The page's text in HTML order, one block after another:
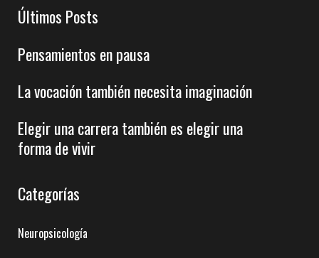
Últimos Posts
Pensamientos en pausa
La vocación también necesita imaginación
Elegir una carrera también es elegir una
forma de vivir
Categorías
Neuropsicología